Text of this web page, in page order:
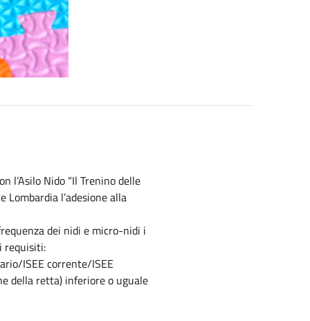
l’Asilo Nido “Il Trenino delle
l’adesione alla
dei nidi e micro-nidi i
requisiti:
ISEE corrente/ISEE
della retta) inferiore o uguale